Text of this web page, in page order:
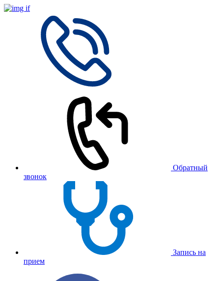
Обратный
звонок
Запись на
прием